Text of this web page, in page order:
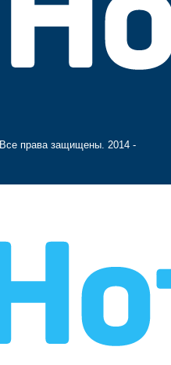
права защищены. 2014 -